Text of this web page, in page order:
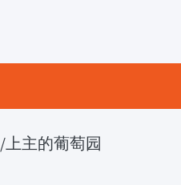
/上主的葡萄园